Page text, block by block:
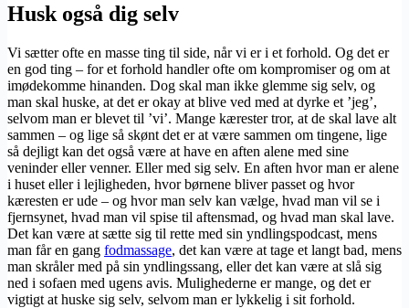
Husk også dig selv
Vi sætter ofte en masse ting til side, når vi er i et forhold. Og det er
en god ting – for et forhold handler ofte om kompromiser og om at
imødekomme hinanden. Dog skal man ikke glemme sig selv, og
man skal huske, at det er okay at blive ved med at dyrke et ’jeg’,
selvom man er blevet til ’vi’. Mange kærester tror, at de skal lave alt
sammen – og lige så skønt det er at være sammen om tingene, lige
så dejligt kan det også være at have en aften alene med sine
veninder eller venner. Eller med sig selv. En aften hvor man er alene
i huset eller i lejligheden, hvor børnene bliver passet og hvor
kæresten er ude – og hvor man selv kan vælge, hvad man vil se i
fjernsynet, hvad man vil spise til aftensmad, og hvad man skal lave.
Det kan være at sætte sig til rette med sin yndlingspodcast, mens
man får en gang fodmassage, det kan være at tage et langt bad, mens
man skråler med på sin yndlingssang, eller det kan være at slå sig
ned i sofaen med ugens avis. Mulighederne er mange, og det er
vigtigt at huske sig selv, selvom man er lykkelig i sit forhold.